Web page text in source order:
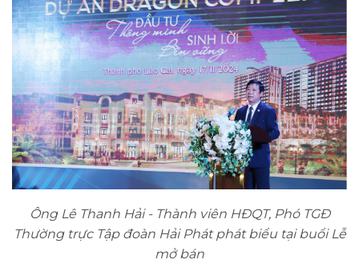
Ông Lê Thanh Hải - Thành viên HĐQT, Phó TGĐ
Thường trực Tập đoàn Hải Phát phát biểu tại buổi Lễ
mở bán